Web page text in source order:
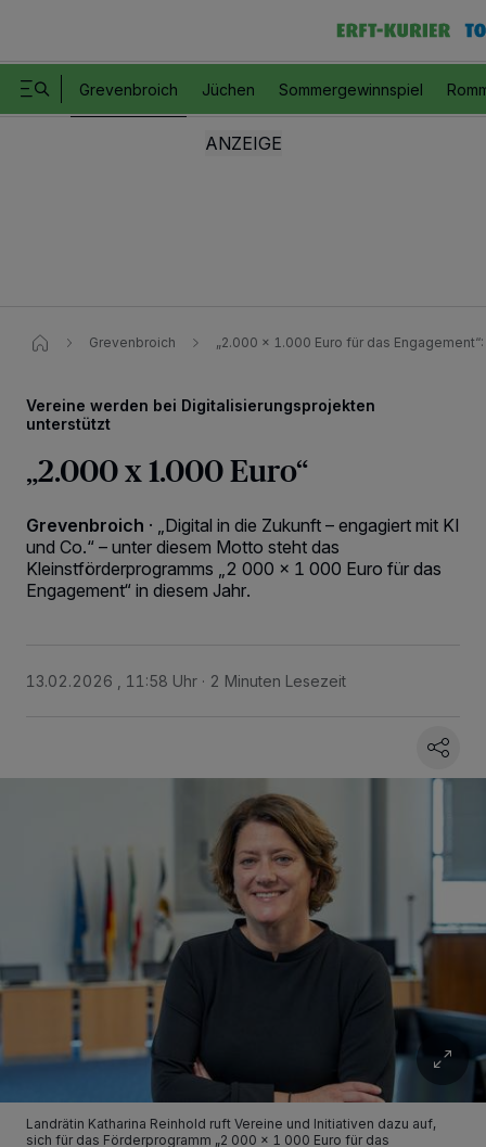
Grevenbroich Jüchen Sommergewinnspiel
Grevenbroich „2.000 x 1.000 Euro für das
Vereine werden bei Digitalisierungsprojekten
unterstützt
„2.000 x 1.000 Euro“
Grevenbroich · „Digital in die Zukunft – engagiert mit KI
und Co.“ – unter diesem Motto steht das
Kleinstförderprogramms „2 000 x 1 000 Euro für das
Engagement“ in diesem Jahr.
13.02.2026 , 11:58 Uhr 2 Minuten Lesezeit
Landrätin Katharina Reinhold ruft Vereine und Initiativen dazu auf,
sich für das Förderprogramm „2 000 x 1 000 Euro für das